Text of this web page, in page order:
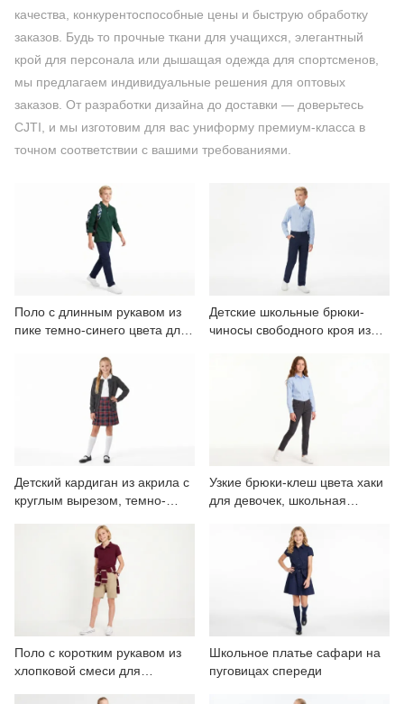
ПРОМЫШЛЕННОСТЬ
СВЯЖИТЕСЬ С НАМИ
ВИДЕО
качества, конкурентоспособные цены и быструю обработку
заказов. Будь то прочные ткани для учащихся, элегантный
крой для персонала или дышащая одежда для спортсменов,
мы предлагаем индивидуальные решения для оптовых
заказов. От разработки дизайна до доставки — доверьтесь
CJTI, и мы изготовим для вас униформу премиум-класса в
точном соответствии с вашими требованиями.
Поло с длинным рукавом из
пике темно-синего цвета для
Детские школьные брюки-
чиносы свободного кроя из
Детский кардиган из акрила с
круглым вырезом, темно-
Узкие брюки-клеш цвета хаки
для девочек, школьная
Поло с коротким рукавом из
хлопковой смеси для
Школьное платье сафари на
пуговицах спереди